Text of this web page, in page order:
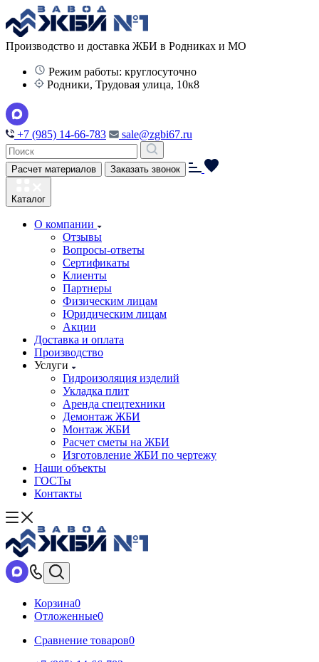
Производство и доставка ЖБИ в Родниках и МО
Режим работы: круглосуточно
Родники, Трудовая улица, 10к8
+7 (985) 14-66-783 sale@zgbi67.ru
Расчет материалов Заказать звонок
Каталог
О компании
Отзывы
Вопросы-ответы
Сертификаты
Клиенты
Партнеры
Физическим лицам
Юридическим лицам
Акции
Доставка и оплата
Производство
Услуги
Гидроизоляция изделий
Укладка плит
Аренда спецтехники
Демонтаж ЖБИ
Монтаж ЖБИ
Расчет сметы на ЖБИ
Изготовление ЖБИ по чертежу
Наши объекты
ГОСТы
Контакты
Корзина0
Отложенные0
Сравнение товаров0